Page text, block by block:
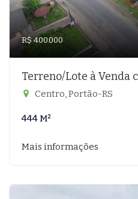
R$ 400.000
Terreno/Lote à Venda
Centro, Portão-RS
444 M²
Mais informações